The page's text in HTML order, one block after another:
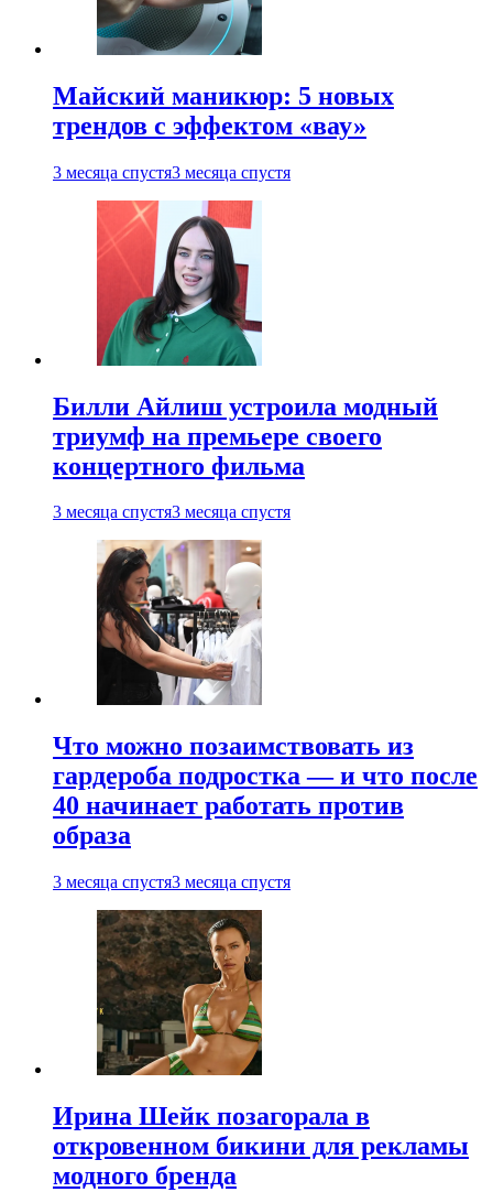
Майский маникюр: 5 новых
трендов с эффектом «вау»
3 месяца спустя3 месяца спустя
Билли Айлиш устроила модный
триумф на премьере своего
концертного фильма
3 месяца спустя3 месяца спустя
Что можно позаимствовать из
гардероба подростка — и что после
40 начинает работать против
образа
3 месяца спустя3 месяца спустя
Ирина Шейк позагорала в
откровенном бикини для рекламы
модного бренда